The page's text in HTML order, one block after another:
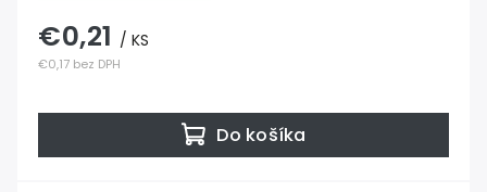
€0,17 bez DPH
€0,21 / KS
Do košíka